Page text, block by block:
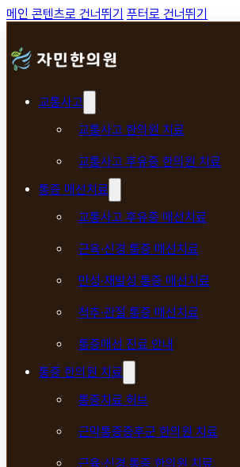
메인 콘텐츠로 건너뛰기 푸터로 건너뛰기
교통사고
교통사고 한의원 치료
교통사고 후유증 한의원 치료
통증 매선치료
교통사고 후유증 매선치료
근육·신경 통증 매선치료
만성·재발성 통증 매선치료
척추·관절 통증 매선치료
통증매선 진료 안내
통증 한의원 치료
통증치료 허브
근막통증증후군 한의원 치료
근육·신경 통증 한의원 치료